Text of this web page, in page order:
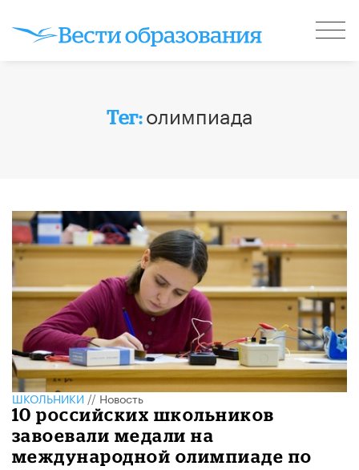
Тег:олимпиада
ШКОЛЬНИКИ//Новость
10 российских школьников
завоевали медали на
международной олимпиаде по